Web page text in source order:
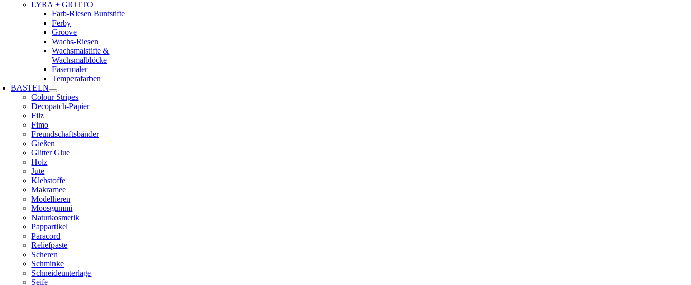
LYRA + GIOTTO
Farb-Riesen Buntstifte
Ferby
Groove
Wachs-Riesen
Wachsmalstifte &
Wachsmalblöcke
Fasermaler
Temperafarben
BASTELN
Colour Stripes
Decopatch-Papier
Filz
Fimo
Freundschaftsbänder
Gießen
Glitter Glue
Holz
Jute
Klebstoffe
Makramee
Modellieren
Moosgummi
Naturkosmetik
Pappartikel
Paracord
Reliefpaste
Scheren
Schminke
Schneideunterlage
Seife